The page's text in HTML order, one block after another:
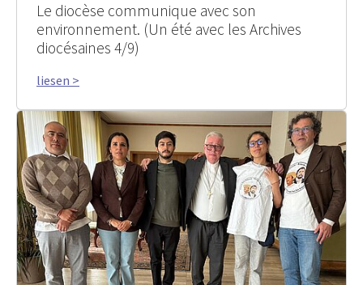
Le diocèse communique avec son
environnement. (Un été avec les Archives
diocésaines 4/9)
liesen >